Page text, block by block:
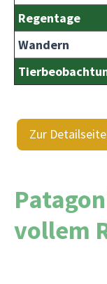
Regentage
Wandern
Zur
vollem